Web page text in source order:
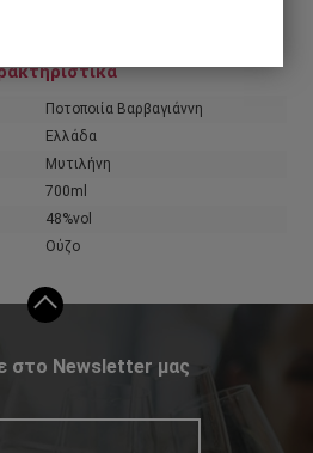
Ποτοποιία Βαρβαγιάννη
Ελλάδα
Μυτιλήνη
700ml
48%vol
Ούζο
στο Newsletter μας